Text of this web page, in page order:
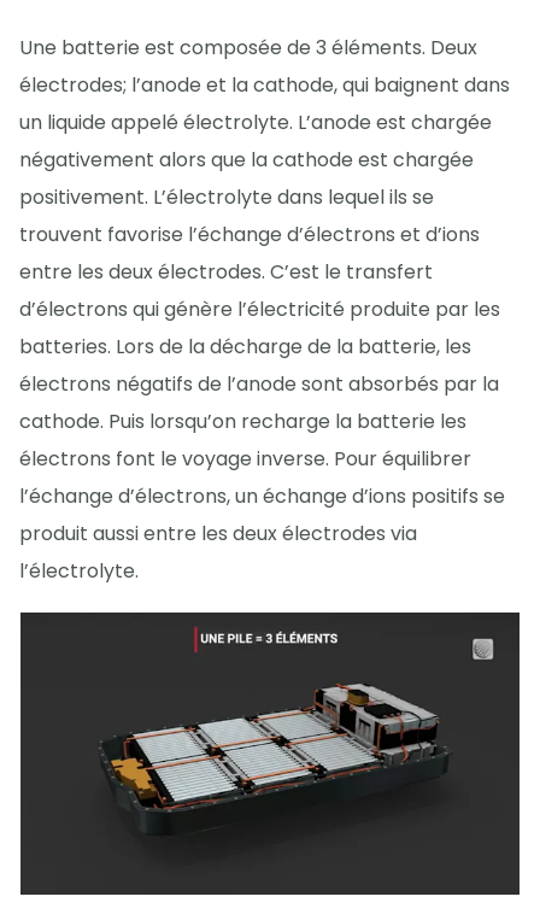
Une batterie est composée de 3 éléments. Deux
électrodes; l’anode et la cathode, qui baignent dans
un liquide appelé électrolyte. L’anode est chargée
négativement alors que la cathode est chargée
positivement. L’électrolyte dans lequel ils se
trouvent favorise l’échange d’électrons et d’ions
entre les deux électrodes. C’est le transfert
d’électrons qui génère l’électricité produite par les
batteries. Lors de la décharge de la batterie, les
électrons négatifs de l’anode sont absorbés par la
cathode. Puis lorsqu’on recharge la batterie les
électrons font le voyage inverse. Pour équilibrer
l’échange d’électrons, un échange d’ions positifs se
produit aussi entre les deux électrodes via
l’électrolyte.